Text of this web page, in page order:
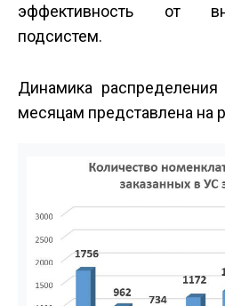
эффективность от
подсистем.
Динамика
месяцам представлена на